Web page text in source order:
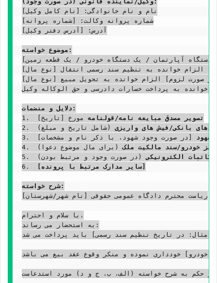
نام و نام خانوادگی: [نام کامل وکیل]
شماره پروانه وکالت: [شماره پروانه]
آدرس: [آدرس دفتر وکیل]
موضوع خواسته:
آپارتمان / یک دستگاه خودرو / یک قطعه زمین]
الزام خوانده به تنظیم سند رسمی انتقال [نوع مال]
صورت لزوم] الزام خوانده به تحویل مبیع [نوع مال]
خوانده به پرداخت خسارات دادرسی و حق الوکاله وکیل
دلایل و منضمات:
1.
تصویر مصدق مبایعه نامه/قولنامه مورخ [تاریخ]
2.
بانکی/فیش های واریزی (شامل تاریخ و مبلغ)
3.
شهود [در صورت وجود شهود، با ذکر نام و مشخصات]
4.
خودرو/سند مالکیت ملک (برای مال موضوع دعوا)
5.
الکترونیکی (در صورت وجود و مرتبط بودن)
6.
[سایر مدارک مرتبط با پرونده]
شرح خواسته:
ریاست محترم دادگاه عمومی حقوقی [نام شهر/شهرستان]
با سلام و احترام،
به استحضار می رساند:
توافق [شرح توافق در مورد مابقی ثمن، مثال: در تاریخ تنظیم سند رسمی] باید پرداخت می شد.
خودرو] خودداری نموده و منکر وقوع عقد بیع می باشد.
لذا از محضر محترم دادگاه، مستنداً به مواد 10، 190، 338، 339 و 362 قانون مدنی و مواد 1257 و 1258 قانون آیین دادرسی مدنی، استدعای رسیدگی و صدور حکم به شرح خواسته (الف، ب، ج و د) مورد استدعاست.